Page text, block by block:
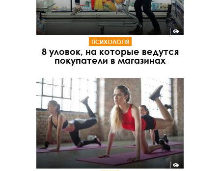
ПСИХОЛОГІЯ
8 уловок, на которые ведутся
покупатели в магазинах